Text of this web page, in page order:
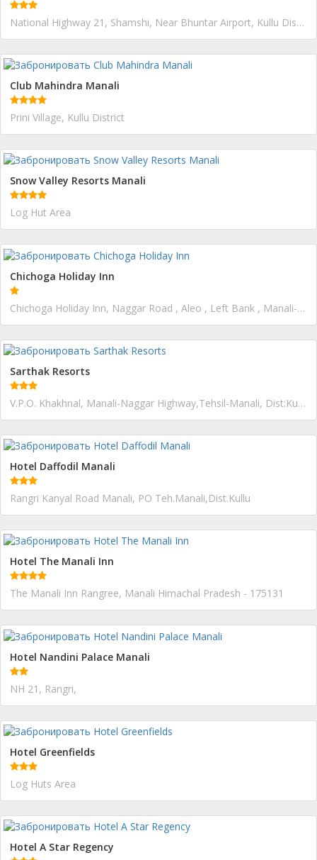
National Highway 21, Shamshi, Near Bhuntar Airport, Kullu District
Club Mahindra Manali
Prini Village, Kullu District
Snow Valley Resorts Manali
Log Hut Area
Chichoga Holiday Inn
Chichoga Holiday Inn, Naggar Road , Aleo , Left Bank , Manali-175131
Sarthak Resorts
V.P.O. Khakhnal, Manali-Naggar Highway,Tehsil-Manali, Dist:Kullu
Hotel Daffodil Manali
Rangri Kanyal Road Manali, PO Teh.Manali,Dist.Kullu
Hotel The Manali Inn
The Manali Inn Rangree, Manali Himachal Pradesh - 175131
Hotel Nandini Palace Manali
NH 21, Rangri,
Hotel Greenfields
Log Huts Area
Hotel A Star Regency